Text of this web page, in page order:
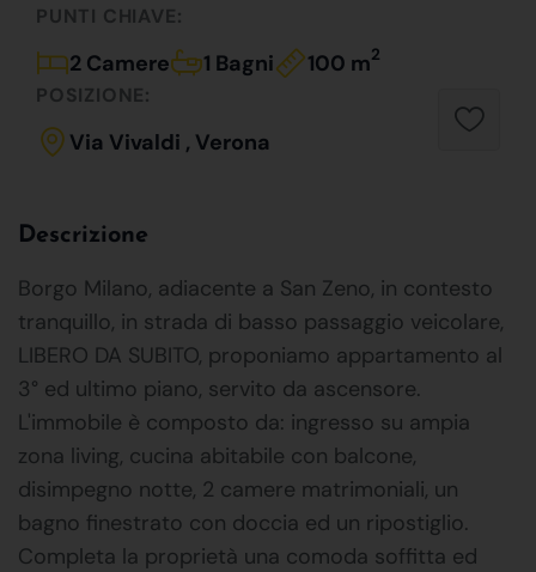
PUNTI CHIAVE:
2 Camere 1 Bagni 100 m2
POSIZIONE:
Via Vivaldi , Verona
Descrizione
Borgo Milano, adiacente a San Zeno, in contesto
tranquillo, in strada di basso passaggio veicolare,
LIBERO DA SUBITO, proponiamo appartamento al
3° ed ultimo piano, servito da ascensore.
L'immobile è composto da: ingresso su ampia
zona living, cucina abitabile con balcone,
disimpegno notte, 2 camere matrimoniali, un
bagno finestrato con doccia ed un ripostiglio.
Completa la proprietà una comoda soffitta ed